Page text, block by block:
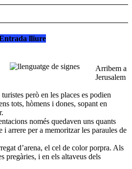
lliure
Arribem a
Jerusalem
però en les places es podien
tots, hòmens i dones, sopant en
només quedaven uns quants
i arrere per a memoritzar les paraules de
d’arena, el cel de color porpra. Als
pregàries, i en els altaveus dels